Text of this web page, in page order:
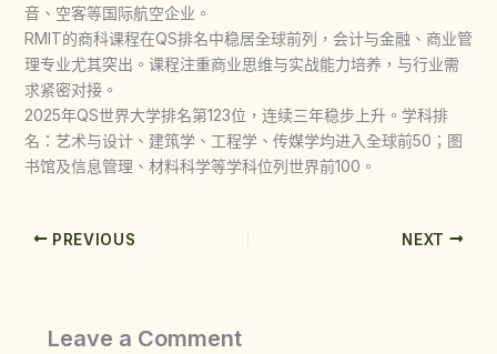
音、空客等国际航空企业。
RMIT的商科课程在QS排名中稳居全球前列，会计与金融、商业管
理专业尤其突出。课程注重商业思维与实战能力培养，与行业需
求紧密对接。
2025年QS世界大学排名第123位，连续三年稳步上升。学科排
名：艺术与设计、建筑学、工程学、传媒学均进入全球前50；图
书馆及信息管理、材料科学等学科位列世界前100。
PREVIOUS NEXT
Leave a Comment